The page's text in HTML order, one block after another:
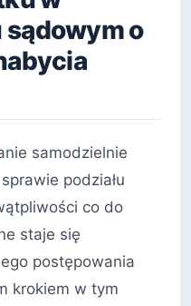
o
samodzielnie
podziału
co do
staje się
postępowania
krokiem w tym